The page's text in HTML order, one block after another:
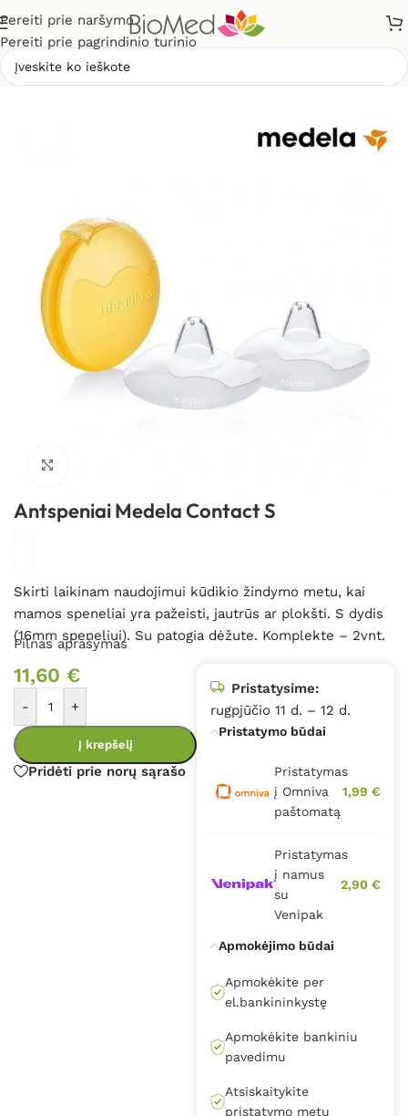
Pereiti prie naršymo
Pereiti prie pagrindinio turinio
Antspeniai Medela Contact S
Skirti laikinam naudojimui kūdikio žindymo metu, kai
mamos speneliai yra pažeisti, jautrūs ar plokšti. S dydis
(16mm speneliui). Su patogia dėžute. Komplekte – 2vnt.
Pilnas aprašymas
11,60 €
- +
Į krepšelį
Pridėti prie norų sąrašo
Pristatysime:
rugpjūčio 11 d. – 12 d.
Pristatymo būdai
Pristatymas
į Omniva
paštomatą
1,99 €
Pristatymas
į namus
su
Venipak
2,90 €
Apmokėjimo būdai
Apmokėkite per
el.bankininkystę
Apmokėkite bankiniu
pavedimu
Atsiskaitykite
pristatymo metu